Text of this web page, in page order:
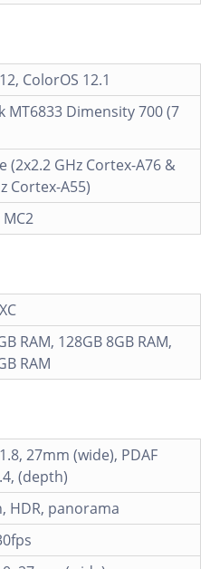
ColorOS 12.1
MT6833 Dimensity 700 (7
(2x2.2 GHz Cortex-A76 &
Cortex-A55)
RAM, 128GB 8GB RAM,
RAM
27mm (wide), PDAF
(depth)
HDR, panorama